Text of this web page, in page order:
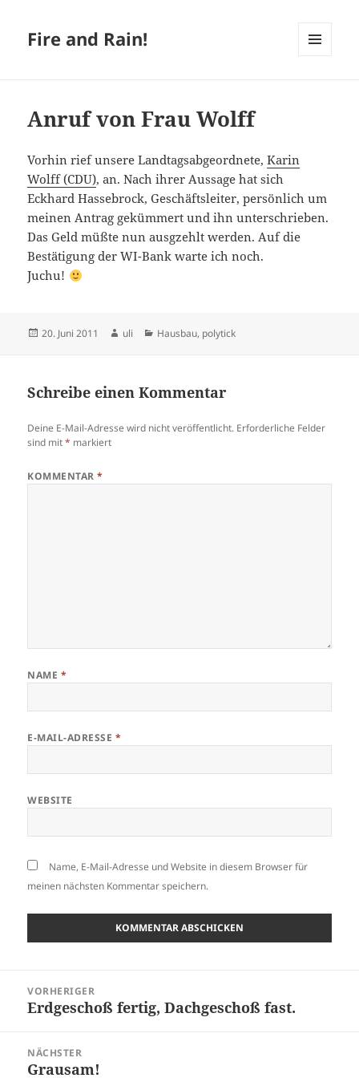
Fire and Rain!
Anruf von Frau Wolff
Vorhin rief unsere Landtagsabgeordnete,Karin
Wolff (CDU), an. Nach ihrer Aussage hat sich
Eckhard Hassebrock, Geschäftsleiter, persönlich um
meinen Antrag gekümmert und ihn unterschrieben.
Das Geld müßte nun ausgzehlt werden. Auf die
Bestätigung der WI-Bank warte ich noch.
Juchu!
Veröffentlicht
20. Juni 2011 Autor
uli Kategorien
Hausbau, polytick
Schreibe einen Kommentar
Deine E-Mail-Adresse wird nicht veröffentlicht. Erforderliche Felder
sind mit* markiert
KOMMENTAR*
NAME *
E-MAIL-ADRESSE *
WEBSITE
Name, E-Mail-Adresse und Website in diesem Browser für
meinen nächsten Kommentar speichern.
VORHERIGER
Vorheriger
Erdgeschoß fertig, Dachgeschoß fast.
NÄCHSTER
Nächster
Grausam!